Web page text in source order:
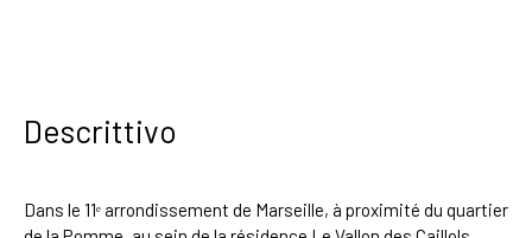
Descrittivo
Dans le 11ᵉ arrondissement de Marseille, à proximité du quartier